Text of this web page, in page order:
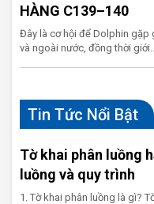
HÀNG C139–140
Đây là cơ hội để Dolphin gặp
và ngoài nước, đồng thời giới..
Tin Tức Nổi Bật
Tờ khai phân luồng
luồng và quy trình
1. Tờ khai phân luồng là gì?